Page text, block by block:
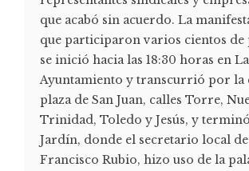
que acabó sin acuerdo. La
que participaron varios cientos de
se inició hacia las 18:30 horas en
Ayuntamiento y transcurrió por la
plaza de San Juan, calles Torre,
Trinidad, Toledo y Jesús, y
Jardín, donde el secretario local de
Francisco Rubio, hizo uso de la